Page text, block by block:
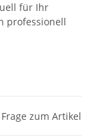
für Ihr
professionell
Frage zum Artikel